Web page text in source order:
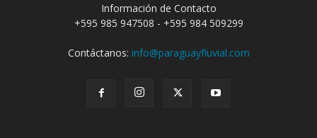
Información de Contacto
+595 985 947508 - +595 984 509299
Contáctanos: info@paraguayfluvial.com